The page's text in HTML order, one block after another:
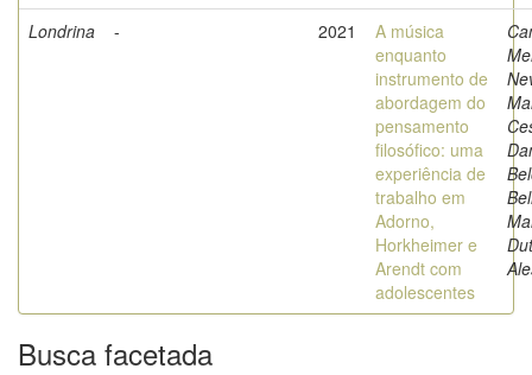
Londrina
- 2021
A música
enquanto
instrumento de
abordagem do
pensamento
filosófico: uma
experiência de
trabalho em
Adorno,
Horkheimer e
Arendt com
adolescentes
Busca facetada